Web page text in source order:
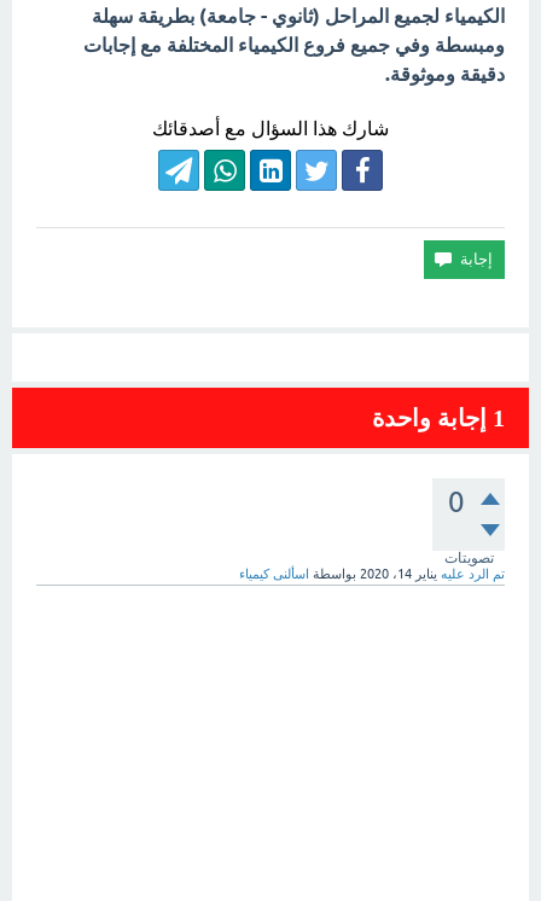
الكيمياء لجميع المراحل (ثانوي - جامعة) بطريقة سهلة
ومبسطة وفي جميع فروع الكيمياء المختلفة مع إجابات
دقيقة وموثوقة.
شارك هذا السؤال مع أصدقائك
1 إجابة واحدة
0
تصويتات
تم الرد عليه يناير 14، 2020 بواسطة اسألنى كيمياء